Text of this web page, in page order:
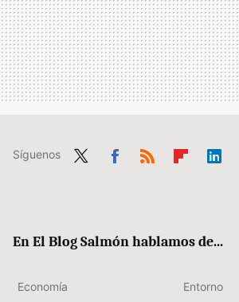
Síguenos
En El Blog Salmón hablamos de...
Economía Entorno